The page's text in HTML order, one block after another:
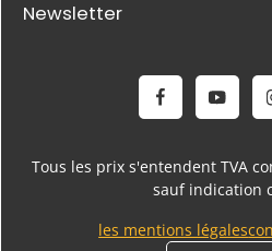
Newsletter
Tous les prix s'entendent TVA
sauf indication
les mentions légales